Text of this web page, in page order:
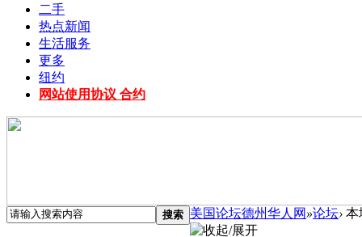
二手
热点新闻
生活服务
更多
纽约
网站使用协议 合约
搜索 美国论坛德州华人网 »论坛› 本